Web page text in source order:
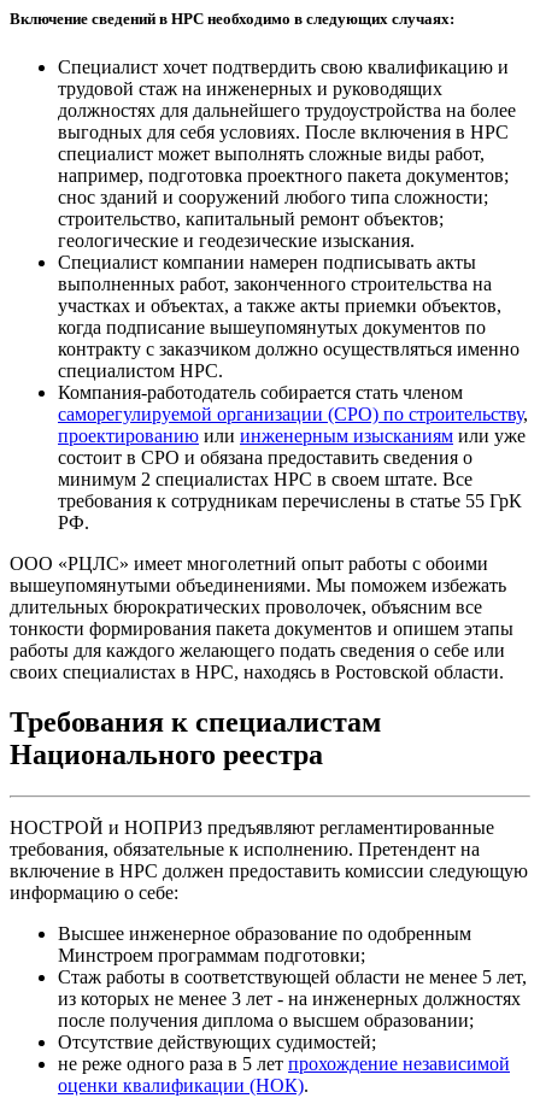
Включение сведений в НРС необходимо в следующих случаях:
Специалист хочет подтвердить свою квалификацию и
трудовой стаж на инженерных и руководящих
должностях для дальнейшего трудоустройства на более
выгодных для себя условиях. После включения в НРС
специалист может выполнять сложные виды работ,
например, подготовка проектного пакета документов;
снос зданий и сооружений любого типа сложности;
строительство, капитальный ремонт объектов;
геологические и геодезические изыскания.
Специалист компании намерен подписывать акты
выполненных работ, законченного строительства на
участках и объектах, а также акты приемки объектов,
когда подписание вышеупомянутых документов по
контракту с заказчиком должно осуществляться именно
специалистом НРС.
Компания-работодатель собирается стать членом
саморегулируемой организации (СРО) по строительству,
проектированию или инженерным изысканиям или уже
состоит в СРО и обязана предоставить сведения о
минимум 2 специалистах НРС в своем штате. Все
требования к сотрудникам перечислены в статье 55 ГрК
РФ.
ООО «РЦЛС» имеет многолетний опыт работы с обоими
вышеупомянутыми объединениями. Мы поможем избежать
длительных бюрократических проволочек, объясним все
тонкости формирования пакета документов и опишем этапы
работы для каждого желающего подать сведения о себе или
своих специалистах в НРС, находясь в Ростовской области.
Требования к специалистам
Национального реестра
НОСТРОЙ и НОПРИЗ предъявляют регламентированные
требования, обязательные к исполнению. Претендент на
включение в НРС должен предоставить комиссии следующую
информацию о себе:
Высшее инженерное образование по одобренным
Минстроем программам подготовки;
Стаж работы в соответствующей области не менее 5 лет,
из которых не менее 3 лет - на инженерных должностях
после получения диплома о высшем образовании;
Отсутствие действующих судимостей;
не реже одного раза в 5 лет прохождение независимой
оценки квалификации (НОК).